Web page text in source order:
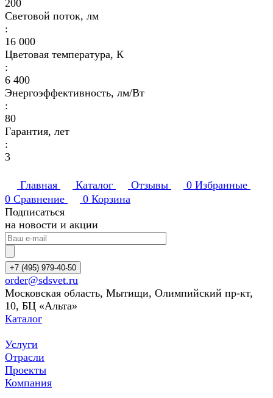
200
Световой поток, лм
:
16 000
Цветовая температура, К
:
6 400
Энергоэффективность, лм/Вт
:
80
Гарантия, лет
:
3
Главная Каталог Отзывы 0 Избранные
0 Сравнение 0 Корзина
Подписаться
на новости и акции
+7 (495) 979-40-50
order@sdsvet.ru
Московская область, Мытищи, Олимпийский пр-кт,
10, БЦ «Альта»
Каталог
Услуги
Отрасли
Проекты
Компания